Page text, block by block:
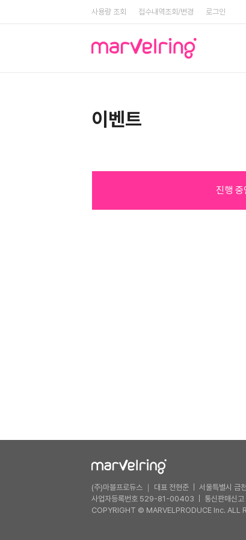
사용량 조회 접수내역조회/변경 로그인
이벤트
진행
(주)마블프로듀스 ｜ 대표 전현준
서울특별시 금
사업자등록번호 529-81-00403
통신판매신
COPYRIGHT © MARVELPRODUCE Inc. ALL